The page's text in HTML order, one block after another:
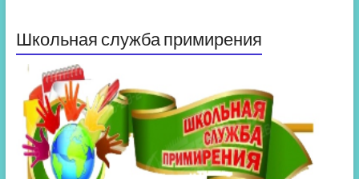
Школьная служба примирения